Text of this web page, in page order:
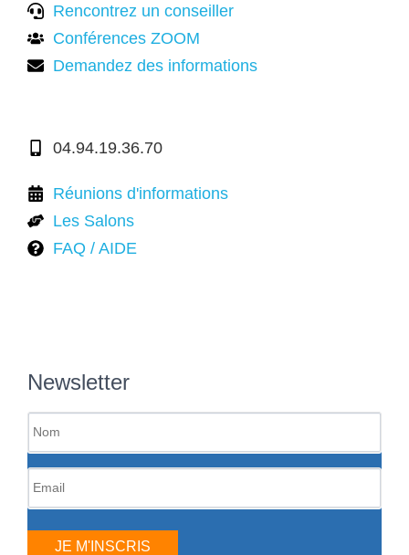
Rencontrez un conseiller
Conférences ZOOM
Demandez des informations
04.94.19.36.70
Réunions d'informations
Les Salons
FAQ / AIDE
Newsletter
JE M'INSCRIS